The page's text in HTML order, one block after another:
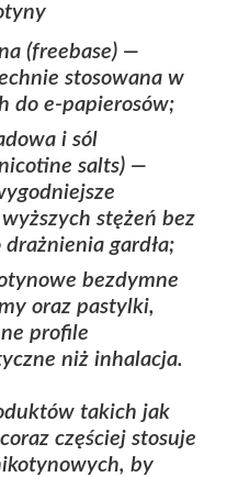
(freebase) —
stosowana w
do e‑papierosów;
i sól
salts) —
stężeń bez
gardła;
bezdymne
oraz pastylki,
profile
niż inhalacja.
takich jak
coraz częściej stosuje
by